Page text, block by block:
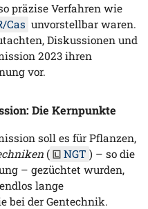
präzise Verfahren wie
Cas unvorstellbar waren.
Diskussionen und
2023 ihren
vor.
Die Kernpunkte
soll es für Pflanzen,
( NGT ) – so die
– gezüchtet wurden,
lange
bei der Gentechnik.